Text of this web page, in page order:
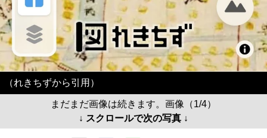
（れきちずから引用）
まだまだ画像は続きます。画像（1/4）
↓ スクロールで次の写真 ↓